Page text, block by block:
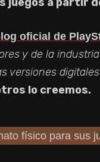
oficial de
y de la
versiones
lo creemos.